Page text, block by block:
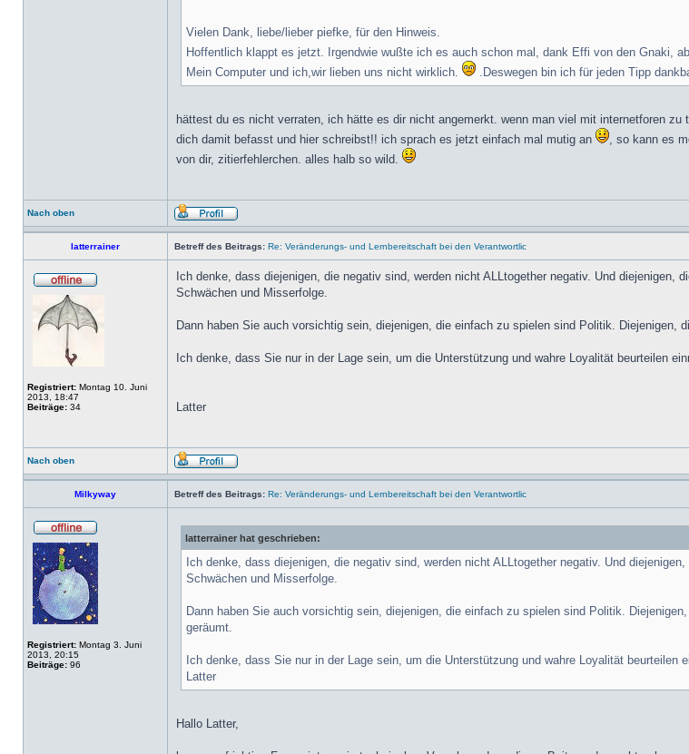
Vielen Dank, liebe/lieber piefke, für den Hinweis.
Hoffentlich klappt es jetzt. Irgendwie wußte ich es auch schon mal, dank Effi von den Gnaki,
Mein Computer und ich,wir lieben uns nicht wirklich.
.Deswegen bin ich für jeden Tipp
hättest du es nicht verraten, ich hätte es dir nicht angemerkt. wenn man viel mit internetforen
dich damit befasst und hier schreibst!! ich sprach es jetzt einfach mal mutig an
, so kann es
von dir, zitierfehlerchen. alles halb so wild.
Nach oben
latterrainer Betreff des Beitrags: Re: Veränderungs- und Lernbereitschaft bei den Verantwortlic
Registriert: Montag 10. Juni
2013, 18:47
Beiträge: 34
Ich denke, dass diejenigen, die negativ sind, werden nicht ALLtogether negativ. Und
Schwächen und Misserfolge.
Dann haben Sie auch vorsichtig sein, diejenigen, die einfach zu spielen sind Politik.
Ich denke, dass Sie nur in der Lage sein, um die Unterstützung und wahre Loyalität beurteilen
Latter
Nach oben
Milkyway Betreff des Beitrags: Re: Veränderungs- und Lernbereitschaft bei den Verantwortlic
Registriert: Montag 3. Juni
2013, 20:15
Beiträge: 96
latterrainer hat geschrieben:
Ich denke, dass diejenigen, die negativ sind, werden nicht ALLtogether negativ. Und
Schwächen und Misserfolge.
Dann haben Sie auch vorsichtig sein, diejenigen, die einfach zu spielen sind Politik.
geräumt.
Ich denke, dass Sie nur in der Lage sein, um die Unterstützung und wahre Loyalität beurteilen
Latter
Hallo Latter,